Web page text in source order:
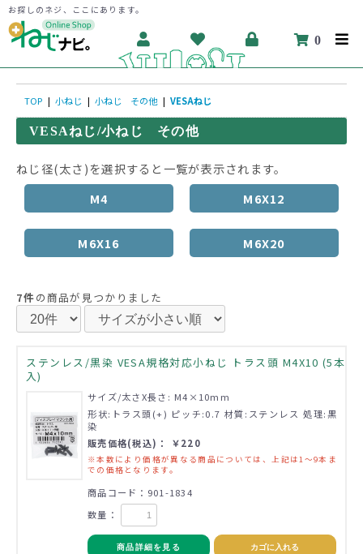
お探しのネジ、ここにあります。
0
TOP | 小ねじ | 小ねじ その他 | VESAねじ
VESAねじ/小ねじ その他
ねじ径(太さ)を選択すると一覧が表示されます。
M4
M6X12
M6X16 M6X20
7件の商品が見つかりました
ステンレス/黒染 VESA規格対応小ねじ トラス頭 M4X10 (5本
入)
サイズ/太さX長さ: M4×10mm
形状:トラス頭(+) ピッチ:0.7 材質:ステンレス 処理:黒
染
販売価格(税込)： ￥220
※本数により価格が異なる商品については、上記は1～9本ま
での価格となります。
商品コード：901-1834
数量：
商品詳細を見る カゴに入れる